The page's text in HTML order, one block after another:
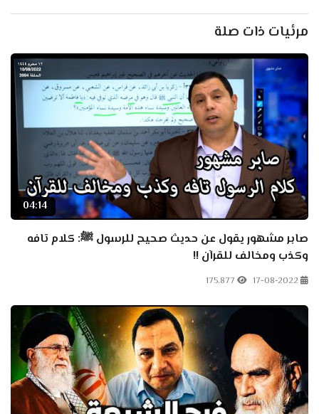
مرئيات ذات صلة
04:14
صابر مشهور يقول عن حديث صحيح للرسول ﷺ: كلام تافه
وكذب ومخالف للقرآن !!
17-08-2022
175.877